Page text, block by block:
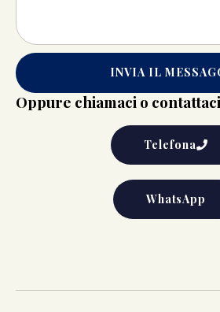
INVIA IL
Oppure chiamaci o
Telefona
WhatsApp